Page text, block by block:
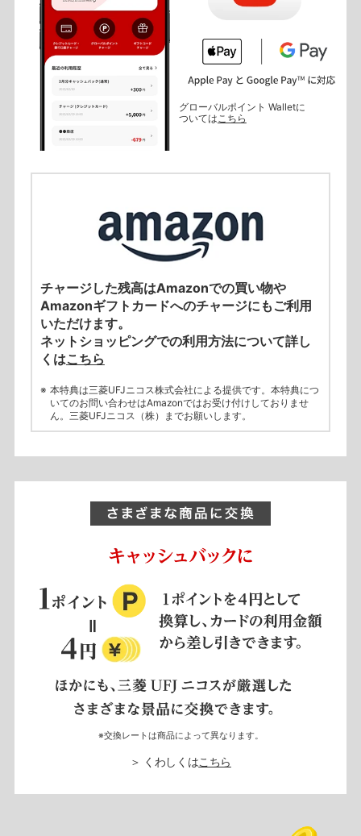
グローバルポイント Walletに
ついては こちら
チャージした残高はAmazonでの買い物や
Amazonギフトカードへのチャージにもご利用
いただけます。
ネットショッピングでの利用方法について詳し
くはこちら
本特典は三菱UFJニコス株式会社による提供です。本特典につ
いてのお問い合わせはAmazonではお受け付けしておりませ
ん。三菱UFJニコス（株）までお願いします。
※交換レートは商品によって異なります。
＞ くわしくはこちら